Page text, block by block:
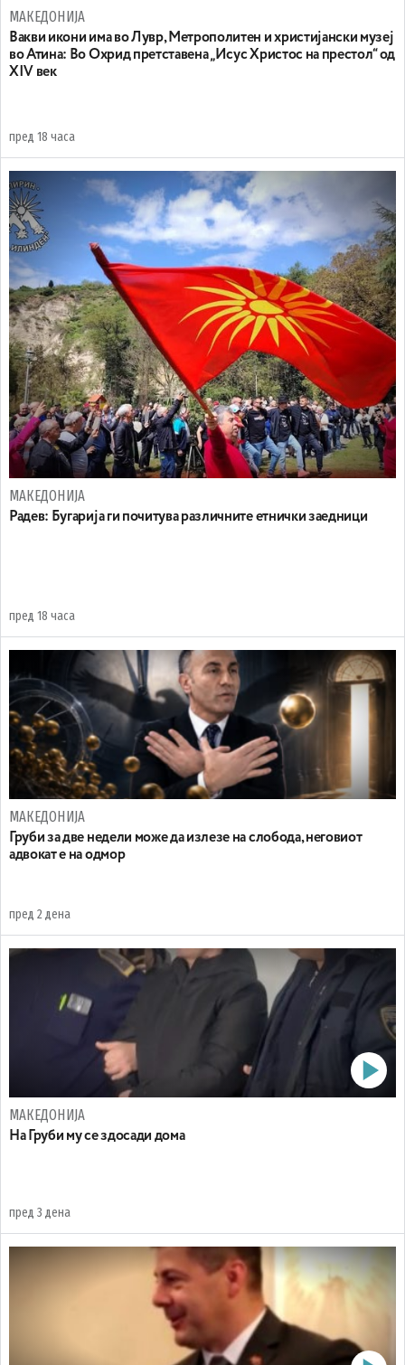
МАКЕДОНИЈА
Вакви икони има во Лувр, Метрополитен и христијански музеј
во Атина: Во Охрид претставена „Исус Христос на престол“ од
XIV век
пред 18 часа
МАКЕДОНИЈА
Радев: Бугарија ги почитува различните етнички заедници
пред 18 часа
МАКЕДОНИЈА
Груби за две недели може да излезе на слобода, неговиот
адвокат е на одмор
пред 2 дена
МАКЕДОНИЈА
На Груби му се здосади дома
пред 3 дена